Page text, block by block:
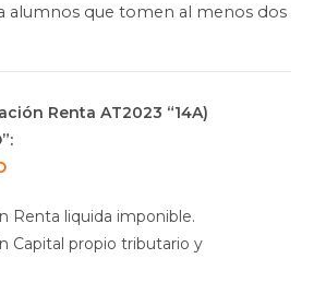
alumnos que tomen al menos dos
Renta AT2023 “14A)
Renta liquida imponible.
Capital propio tributario y